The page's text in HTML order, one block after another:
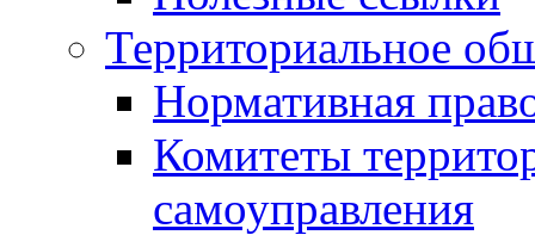
Территориальное
Нормативная
Комитеты
самоуправления